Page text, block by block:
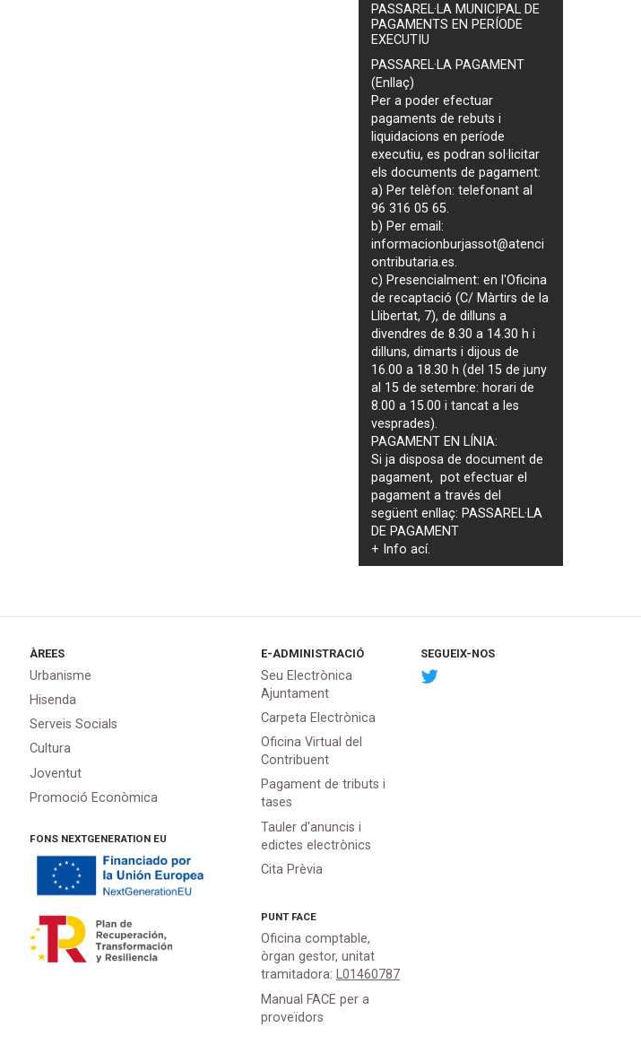
PASSAREL·LA MUNICIPAL DE
PAGAMENTS EN PERÍODE
EXECUTIU
PASSAREL·LA PAGAMENT
(Enllaç)
Per a poder efectuar
pagaments derebuts i
liquidacions en període
executiu, es podransol·licitar
els documents de pagament:
a) Per telèfon: telefonant al
96 316 05 65.
b) Per email:
informacionburjassot@atenci
ontributaria.es.
c) Presencialment: en l'Oficina
de recaptació (C/ Màrtirs de la
Llibertat, 7), de dilluns a
divendres de 8.30 a 14.30 h i
dilluns, dimarts i dijous de
16.00 a 18.30 h (del 15 de juny
al 15 de setembre: horari de
8.00 a 15.00 i tancat a les
vesprades).
PAGAMENT EN LÍNIA:
Si ja disposa de document de
pagament, pot efectuar el
pagament a través del
següent enllaç: PASSAREL·LA
DE PAGAMENT
+ Infoací.
ÀREES
Urbanisme
Hisenda
Serveis Socials
Cultura
Joventut
Promoció Econòmica
FONS NEXTGENERATION EU
E-ADMINISTRACIÓ
Seu Electrònica
Ajuntament
Carpeta Electrònica
Oficina Virtual del
Contribuent
Pagament de tributs i
tases
Tauler d'anuncis i
edictes electrònics
Cita Prèvia
PUNT FACE
Oficina comptable,
òrgan gestor, unitat
tramitadora: L01460787
Manual FACE per a
proveïdors
SEGUEIX-NOS